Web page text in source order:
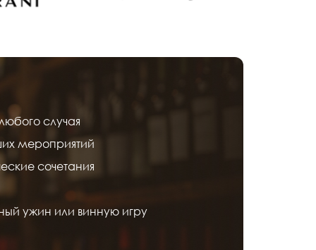
случая
мероприятий
сочетания
ужин или винную игру